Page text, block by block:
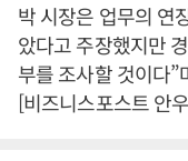
박 시장은 업무의 연
았다고 주장했지만
부를 조사할 것이다
[비즈니스포스트 안